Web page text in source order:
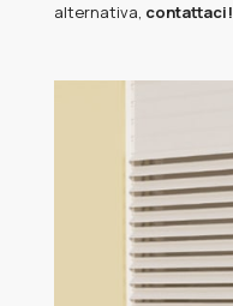
alternativa, contattaci!